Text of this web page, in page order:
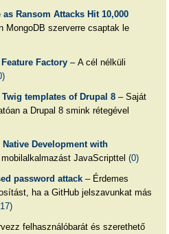
Ransom Attacks Hit 10,000
MongoDB szerverre csaptak le
Factory– A cél nélküli
templates of Drupal 8– Saját
a Drupal 8 smink rétegével
Development with
JavaScripttel (0)
password attack– Érdemes
ha a GitHub jelszavunkat más
felhasználóbarát és szerethető